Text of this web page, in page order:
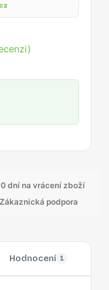
dní na vrácení zboží
Zákaznická podpora
Hodnocení 1